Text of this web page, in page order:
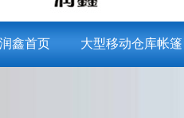
润鑫首页 大型移动仓库帐篷